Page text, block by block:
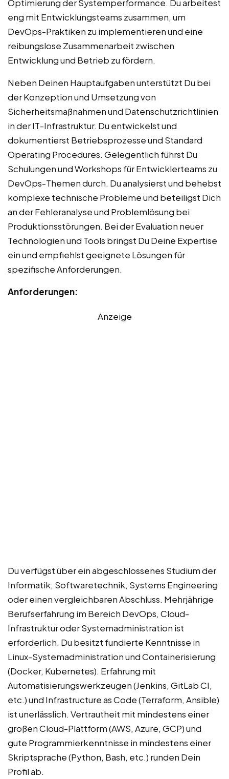
Optimierung der Systemperformance. Du arbeitest
eng mit Entwicklungsteams zusammen, um
DevOps-Praktiken zu implementieren und eine
reibungslose Zusammenarbeit zwischen
Entwicklung und Betrieb zu fördern.
Neben Deinen Hauptaufgaben unterstützt Du bei
der Konzeption und Umsetzung von
Sicherheitsmaßnahmen und Datenschutzrichtlinien
in der IT-Infrastruktur. Du entwickelst und
dokumentierst Betriebsprozesse und Standard
Operating Procedures. Gelegentlich führst Du
Schulungen und Workshops für Entwicklerteams zu
DevOps-Themen durch. Du analysierst und behebst
komplexe technische Probleme und beteiligst Dich
an der Fehleranalyse und Problemlösung bei
Produktionsstörungen. Bei der Evaluation neuer
Technologien und Tools bringst Du Deine Expertise
ein und empfiehlst geeignete Lösungen für
spezifische Anforderungen.
Anforderungen:
Anzeige
Du verfügst über ein abgeschlossenes Studium der
Informatik, Softwaretechnik, Systems Engineering
oder einen vergleichbaren Abschluss. Mehrjährige
Berufserfahrung im Bereich DevOps, Cloud-
Infrastruktur oder Systemadministration ist
erforderlich. Du besitzt fundierte Kenntnisse in
Linux-Systemadministration und Containerisierung
(Docker, Kubernetes). Erfahrung mit
Automatisierungswerkzeugen (Jenkins, GitLab CI,
etc.) und Infrastructure as Code (Terraform, Ansible)
ist unerlässlich. Vertrautheit mit mindestens einer
großen Cloud-Plattform (AWS, Azure, GCP) und
gute Programmierkenntnisse in mindestens einer
Skriptsprache (Python, Bash, etc.) runden Dein
Profil ab.